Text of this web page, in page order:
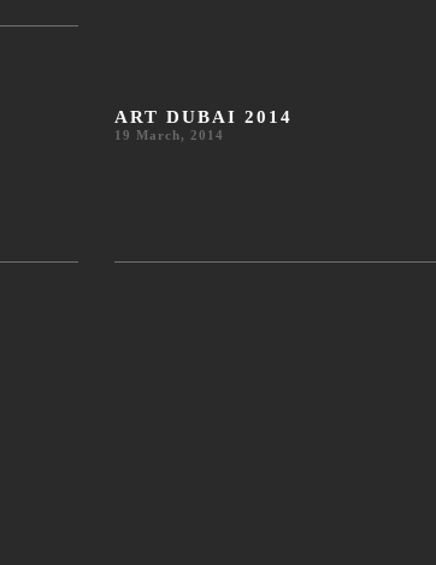
ART DUBAI 2014
19 March, 2014